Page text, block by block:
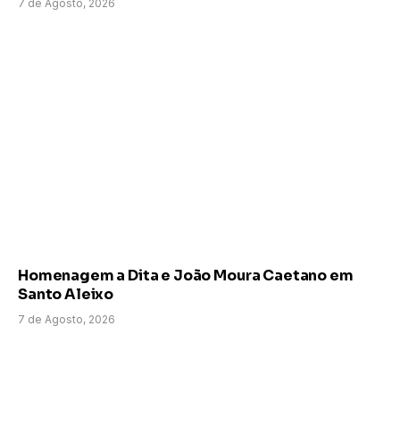
7 de Agosto, 2026
Homenagem a Dita e João Moura Caetano em
Santo Aleixo
7 de Agosto, 2026